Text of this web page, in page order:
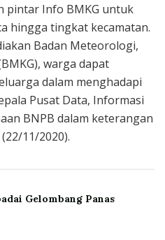
pintar Info BMKG untuk
hingga tingkat kecamatan.
Badan Meteorologi,
warga dapat
dalam menghadapi
Pusat Data, Informasi
BNPB dalam keterangan
11/2020).
Gelombang Panas